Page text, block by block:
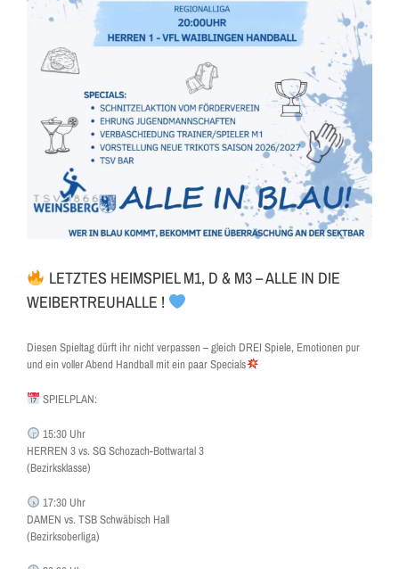
LETZTES HEIMSPIEL M1, D & M3 – ALLE IN DIE
WEIBERTREUHALLE !
Diesen Spieltag dürft ihr nicht verpassen – gleich DREI Spiele, Emotionen pur
und ein voller Abend Handball mit ein paar Specials
SPIELPLAN:
15:30 Uhr
HERREN 3 vs. SG Schozach-Bottwartal 3
(Bezirksklasse)
17:30 Uhr
DAMEN vs. TSB Schwäbisch Hall
(Bezirksoberliga)